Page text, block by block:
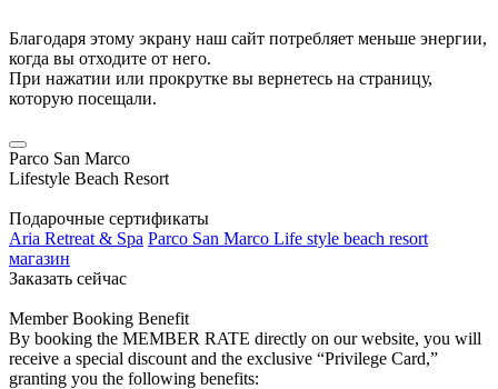
Благодаря этому экрану наш сайт потребляет меньше энергии,
когда вы отходите от него.
При нажатии или прокрутке вы вернетесь на страницу,
которую посещали.
Parco San Marco
Lifestyle Beach Resort
Подарочные сертификаты
Aria Retreat & Spa Parco San Marco Life style beach resort
магазин
Заказать сейчас
Member Booking Benefit
By booking the MEMBER RATE directly on our website, you will
receive a special discount and the exclusive “Privilege Card,”
granting you the following benefits: